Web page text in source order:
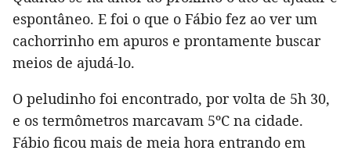
espontâneo. E foi o que o Fábio fez ao ver um
cachorrinho em apuros e prontamente buscar
meios de ajudá-lo.
O peludinho foi encontrado, por volta de 5h 30,
e os termômetros marcavam 5ºC na cidade.
Fábio ficou mais de meia hora entrando em